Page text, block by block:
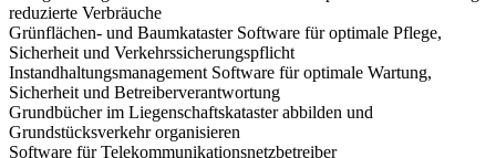
reduzierte Verbräuche
Grünflächen- und Baumkataster Software für optimale Pflege,
Sicherheit und Verkehrssicherungspflicht
Instandhaltungsmanagement Software für optimale Wartung,
Sicherheit und Betreiberverantwortung
Grundbücher im Liegenschaftskataster abbilden und
Grundstücksverkehr organisieren
Software für Telekommunikationsnetzbetreiber